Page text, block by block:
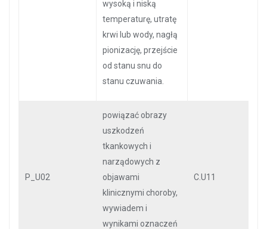
wysoką i niską
temperaturę, utratę
krwi lub wody, nagłą
pionizację, przejście
od stanu snu do
stanu czuwania.
P_U02
powiązać obrazy
uszkodzeń
tkankowych i
narządowych z
objawami
klinicznymi choroby,
wywiadem i
wynikami oznaczeń
C.U11